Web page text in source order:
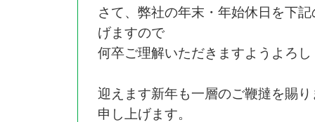
さて、弊社の年末・年始休日を下
げますので
何卒ご理解いただきますようよろ
迎えます新年も一層のご鞭撻を賜
申し上げます。